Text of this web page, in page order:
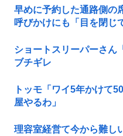
早めに予約した通路側の
呼びかけにも「目を閉じ
ショートスリーパーさん
ブチギレ
トッモ「ワイ5年かけて
屋やるわ」
理容室経営て今から難し